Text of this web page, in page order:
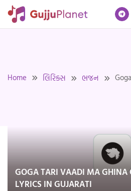
Skip
Home લિરિક્સ ભજન
GOGA TARI VAADI MA GHINA
LYRICS IN GUJARATI